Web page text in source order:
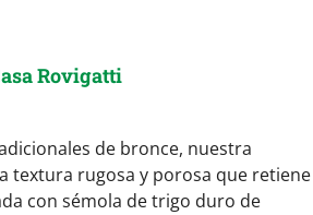
Rovigatti
de bronce, nuestra
textura rugosa y porosa que retiene
con sémola de trigo duro de